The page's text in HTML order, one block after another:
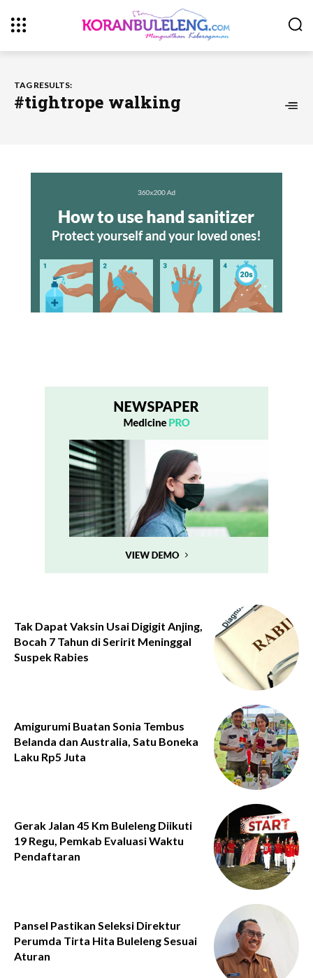
TAG RESULTS:
#tightrope walking
Tak Dapat Vaksin Usai Digigit Anjing,
Bocah 7 Tahun di Seririt Meninggal
Suspek Rabies
Amigurumi Buatan Sonia Tembus
Belanda dan Australia, Satu Boneka
Laku Rp5 Juta
Gerak Jalan 45 Km Buleleng Diikuti
19 Regu, Pemkab Evaluasi Waktu
Pendaftaran
Pansel Pastikan Seleksi Direktur
Perumda Tirta Hita Buleleng Sesuai
Aturan